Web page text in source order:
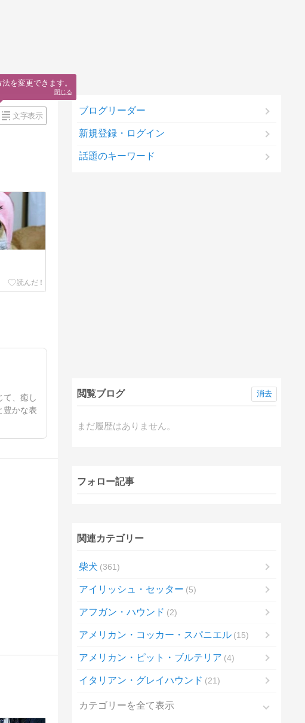
文字表示
て、癒し
豊かな表
ブログリーダー
新規登録・ログイン
話題のキーワード
閲覧ブログ
まだ履歴はありません。
消去
フォロー記事
関連カテゴリー
柴犬 361
アイリッシュ・セッター 5
アフガン・ハウンド 2
アメリカン・コッカー・スパニエル 15
アメリカン・ピット・ブルテリア 4
イタリアン・グレイハウンド 21
カテゴリーを全て表示
を変更できます。
閉じる